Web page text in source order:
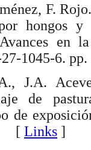
F.
hongos
en
27-1045-
J.A.
de
de
[ Links ]